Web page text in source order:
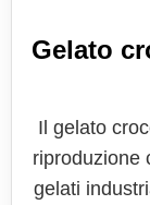
Gelato
Il gelato
riproduzione
gelati